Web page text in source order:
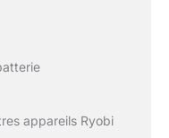
appareils Ryobi